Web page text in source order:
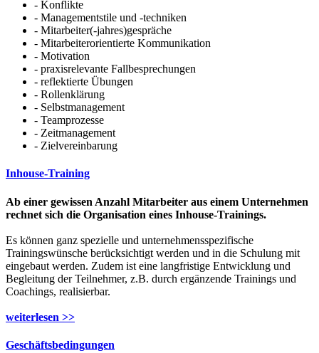
- Konflikte
- Managementstile und -techniken
- Mitarbeiter(-jahres)gespräche
- Mitarbeiterorientierte Kommunikation
- Motivation
- praxisrelevante Fallbesprechungen
- reflektierte Übungen
- Rollenklärung
- Selbstmanagement
- Teamprozesse
- Zeitmanagement
- Zielvereinbarung
Inhouse-Training
Ab einer gewissen Anzahl Mitarbeiter aus einem Unternehmen
rechnet sich die Organisation eines Inhouse-Trainings.
Es können ganz spezielle und unternehmensspezifische
Trainingswünsche berücksichtigt werden und in die Schulung mit
eingebaut werden. Zudem ist eine langfristige Entwicklung und
Begleitung der Teilnehmer, z.B. durch ergänzende Trainings und
Coachings, realisierbar.
weiterlesen >>
Geschäftsbedingungen